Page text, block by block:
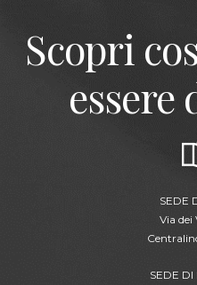
Scopri
essere
SEDE
Via dei
SEDE DI